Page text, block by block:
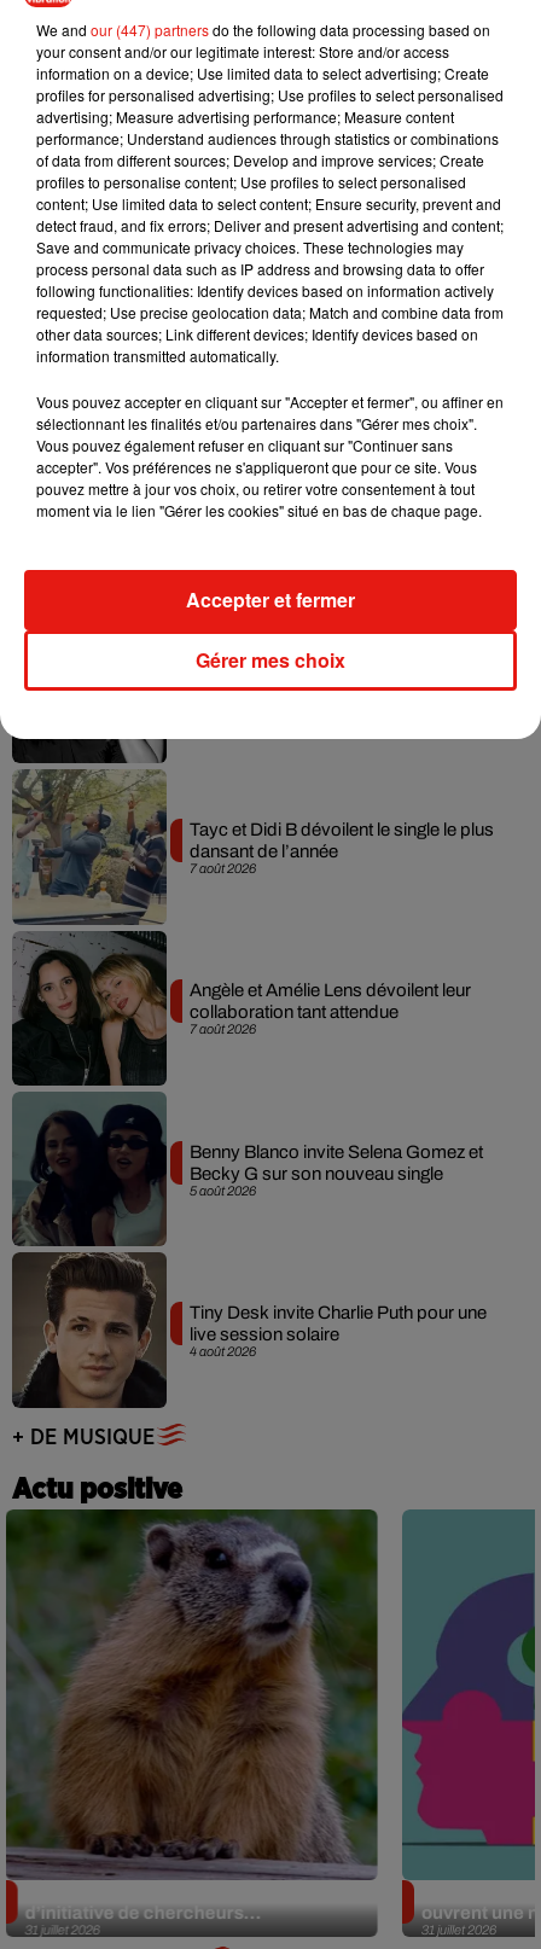
variants" du coronavirus.
Lavaccination reste "la priorité numéro un"et "nous
faisons tout pour faciliter la campagne", a ajouté le Pr Le
Guludec, selon laquelle la décision defaire appel à d'autres
professions (vétérinaires, etc.)pour prêter main forte est
"imminente".
(Avec AFP)
Musique
Julien Lieb s’essaye à la vie de chatelain
Madonna sort enfin le remix de « Love
Sensation » avec Kylie Minogue
7 août 2026
Tayc et Didi B dévoilent le single le plus
dansant de l’année
7 août 2026
Angèle et Amélie Lens dévoilent leur
collaboration tant attendue
5 août 2026
Benny Blanco invite Selena Gomez et
Becky G sur son nouveau single
4 août 2026
Tiny Desk invite Charlie Puth pour une
live session solaire
+ DE MUSIQUE
Actu positive
31 juillet 2026
d’initiative de chercheurs...
31 juillet 2026
ouvrent une
We and our (447) partnersdo the following data processing based on
your consent and/or our legitimate interest: Store and/or access
information on a device; Use limited data to select advertising; Create
profiles for personalised advertising; Use profiles to select personalised
advertising; Measure advertising performance; Measure content
performance; Understand audiences through statistics or combinations
of data from different sources; Develop and improve services; Create
profiles to personalise content; Use profiles to select personalised
content; Use limited data to select content; Ensure security, prevent and
detect fraud, and fix errors; Deliver and present advertising and content;
Save and communicate privacy choices. These technologies may
process personal data such as IP address and browsing data to offer
following functionalities: Identify devices based on information actively
requested; Use precise geolocation data; Match and combine data from
other data sources; Link different devices; Identify devices based on
information transmitted automatically.
Vous pouvez accepter en cliquant sur "Accepter et fermer", ou affiner en
sélectionnant les finalités et/ou partenaires dans "Gérer mes choix".
Vous pouvez également refuser en cliquant sur "Continuer sans
accepter". Vos préférences ne s'appliqueront que pour ce site. Vous
pouvez mettre à jour vos choix, ou retirer votre consentement à tout
moment via le lien "Gérer les cookies" situé en bas de chaque page.
Gérer mes choix
Accepter et fermer